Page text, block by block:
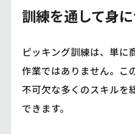
訓練を通して身
ピッキング訓練は、単に
作業ではありません。こ
不可欠な多くのスキルを
できます。